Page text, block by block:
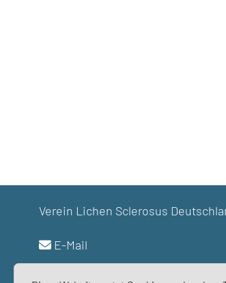
Verein Lichen Sclerosus
E-Mail